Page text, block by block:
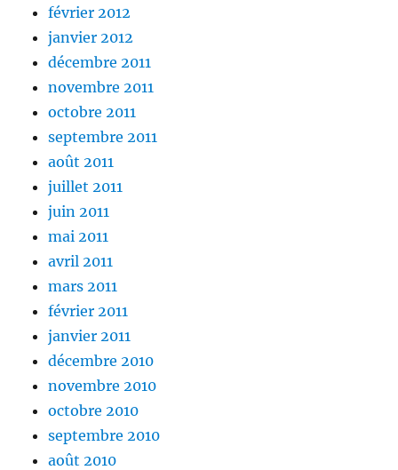
février 2012
janvier 2012
décembre 2011
novembre 2011
octobre 2011
septembre 2011
août 2011
juillet 2011
juin 2011
mai 2011
avril 2011
mars 2011
février 2011
janvier 2011
décembre 2010
novembre 2010
octobre 2010
septembre 2010
août 2010